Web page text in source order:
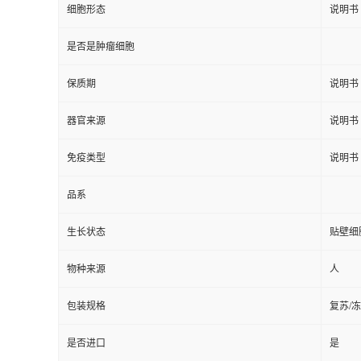
细胞形态 说明书
是否是肿瘤细胞
保质期 说明书
器官来源 说明书
免疫类型 说明书
品系
生长状态 贴壁细
物种来源 人
包装规格 复苏/
是否进口 是